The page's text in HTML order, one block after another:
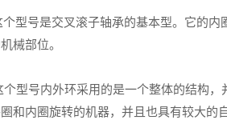
个型号是交叉滚子轴承的基本型。它的
械部位。
个型号内外环采用的是一个整体的结构
和内圈旋转的机器，并且也具有较大的